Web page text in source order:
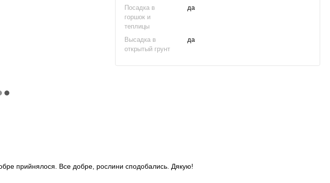
Посадка в
горшок и
теплицы
да
Высадка в
открытый грунт
да
прийнялося. Все добре, рослини сподобались. Дякую!